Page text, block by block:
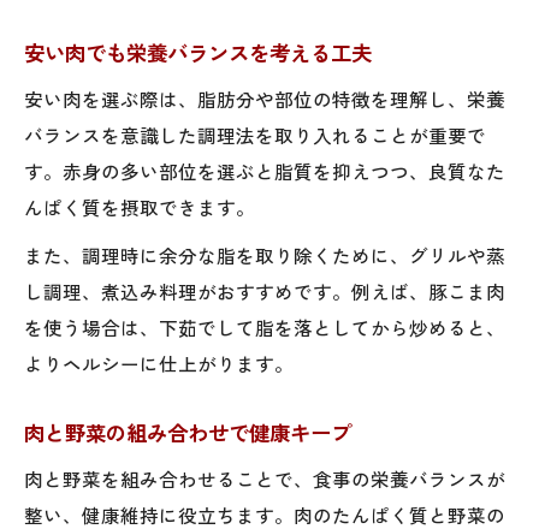
安い肉でも栄養バランスを考える工夫
安い肉を選ぶ際は、脂肪分や部位の特徴を理解し、栄養
バランスを意識した調理法を取り入れることが重要で
す。赤身の多い部位を選ぶと脂質を抑えつつ、良質なた
んぱく質を摂取できます。
また、調理時に余分な脂を取り除くために、グリルや蒸
し調理、煮込み料理がおすすめです。例えば、豚こま肉
を使う場合は、下茹でして脂を落としてから炒めると、
よりヘルシーに仕上がります。
肉と野菜の組み合わせで健康キープ
肉と野菜を組み合わせることで、食事の栄養バランスが
整い、健康維持に役立ちます。肉のたんぱく質と野菜の